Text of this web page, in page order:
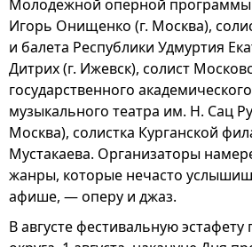
Молодежной оперной программы
Игорь Онищенко (г. Москва),
и балета Республики Удмуртия
Дитрих (г. Ижевск), солист
государственного
музыкального театра им. Н. Сац
Москва), солистка Курганской
Мустакаева. Организаторы
жанры, которые нечасто
афише, — оперу и джаз.
В августе фестивальную эстафету